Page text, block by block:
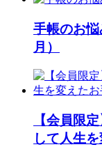
手帳のお
月）
【会員限
して人生